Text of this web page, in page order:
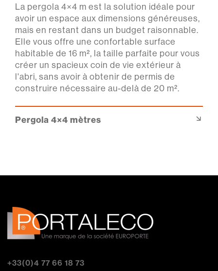
La pergola 4×4 m est la solution idéale pour
avoir un espace aux dimensions généreuses,
mais en restant dans un budget raisonnable.
Elle vous offre une confortable surface
habitable de 16 m², la taille parfaite pour vous
créer un spacieux coin de vie extérieur à
l'abri, sans avoir à obtenir de permis de
construire nécessaire au-delà de 20 m².
Pergola 4×4 mètres
+33(0)4 77 66 18 73